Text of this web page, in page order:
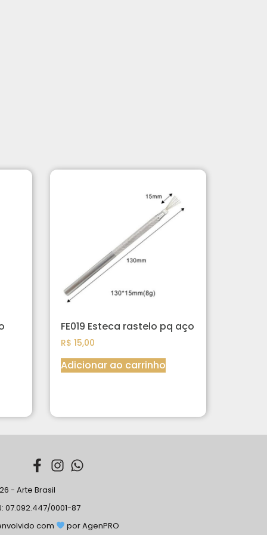
FE019 Esteca rastelo pq aço
R$ 15,00
Adicionar ao carrinho
- Arte Brasil
07.092.447/0001-87
com
por AgenPRO